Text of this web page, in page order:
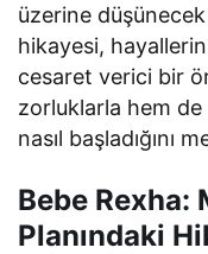
üzerine düşünecek
hikayesi,
cesaret verici bir
zorluklarla hem
nasıl başladığını
Bebe Rexha:
Planındaki